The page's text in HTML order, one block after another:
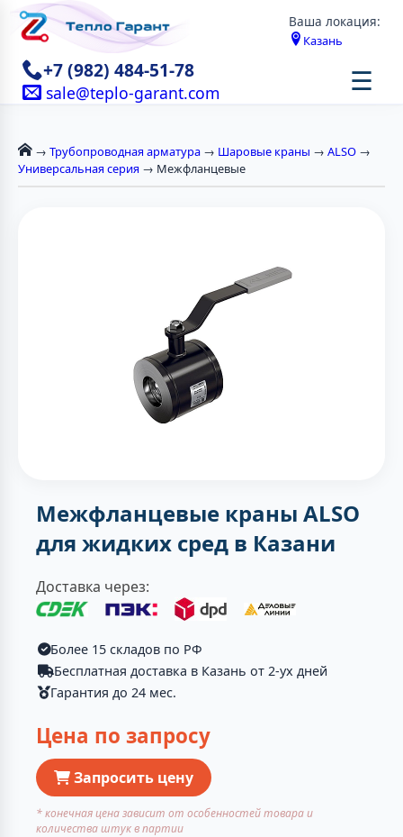
Ваша локация:
Казань
+7 (982) 484-51-78
sale@teplo-garant.com ☰
→ Трубопроводная арматура → Шаровые краны → ALSO →
Универсальная серия → Межфланцевые
Межфланцевые краны ALSO
для жидких сред в Казани
Доставка через:
Более 15 складов по РФ
Бесплатная доставка в Казань от 2-ух дней
Гарантия до 24 мес.
Цена по запросу
Запросить цену
* конечная цена зависит от особенностей товара и
количества штук в партии